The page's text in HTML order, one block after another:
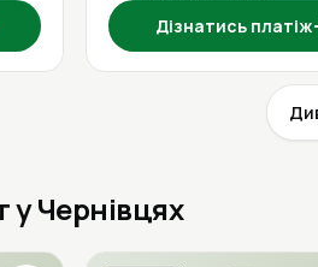
Дізнатись платіж
у Чернівцях